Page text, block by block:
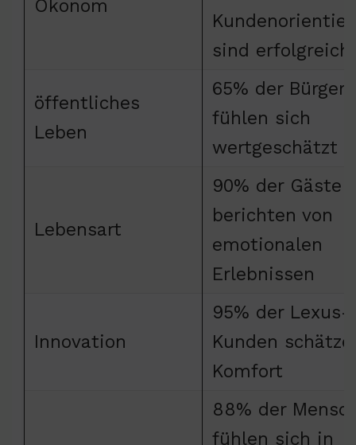
Ökonom
sind
öffentliches
Leben
65% der Bürger
fühlen sich
wertgeschätzt
Lebensart
90% der Gäste
berichten von
emotionalen
Erlebnissen
Innovation
95% der Lexus-
Kunden
Komfort
88% der
fühlen sich in